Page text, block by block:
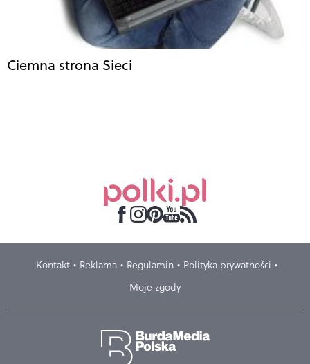
Ciemna strona Sieci
Kontakt Reklama Regulamin
Polityka prywatności
Moje zgody